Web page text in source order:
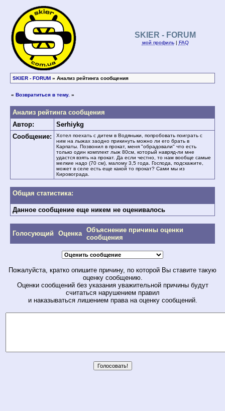
SKIER - FORUM
мой профиль| FAQ
SKIER - FORUM » Анализ рейтинга сообщения
« Возвратиться в тему. »
Анализ рейтинга сообщения
Автор:
Serhiykg
Сообщение:
Хотел поехать с дитем в Водяныки, попробовать поиграть с
ним на лыжах заодно прикинуть можно ли его брать в
Карпаты. Позвонил в прокат, меня "обрадовали" что есть
только один комплект лыж 80см, который навряд-ли мне
удастся взять на прокат. Да если честно, то нам вообще самые
мелкие надо (70 см), малому 3,5 года. Господа, подскажите,
может в селе есть еще какой то прокат? Сами мы из
Кировограда.
Общая статистика:
Данное сообщение еще никем не оценивалось
Голосующий Оценка Объяснение причины оценки
сообщения
Пожалуйста, кратко опишите причину, по которой Вы ставите такую
оценку сообщению.
Оценки сообщений без указания уважительной причины будут
считаться нарушением правил
и наказываться лишением права на оценку сообщений.